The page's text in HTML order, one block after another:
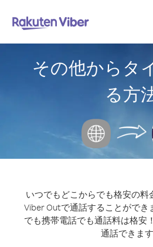
その他からタ
る方
いつでもどこからでも格安の料
Viber Outで通話することができ
でも携帯電話でも通話料は格安
通話できます